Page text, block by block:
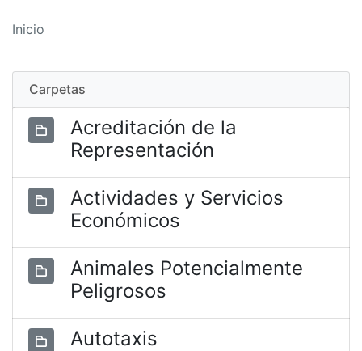
Inicio
Carpetas
Acreditación de la
Representación
Actividades y Servicios
Económicos
Animales Potencialmente
Peligrosos
Autotaxis